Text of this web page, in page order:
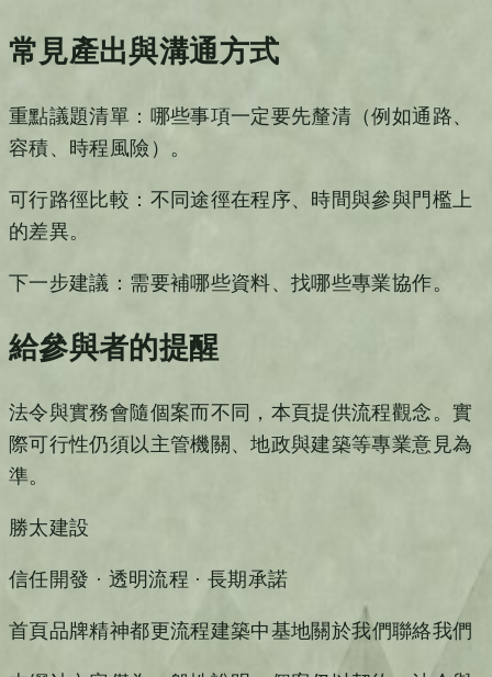
常見產出與溝通方式
重點議題清單：哪些事項一定要先釐清（例如通路、
容積、時程風險）。
可行路徑比較：不同途徑在程序、時間與參與門檻上
的差異。
下一步建議：需要補哪些資料、找哪些專業協作。
給參與者的提醒
法令與實務會隨個案而不同，本頁提供流程觀念。實
際可行性仍須以主管機關、地政與建築等專業意見為
準。
勝太建設
信任開發 · 透明流程 · 長期承諾
首頁品牌精神都更流程建築中基地關於我們聯絡我們